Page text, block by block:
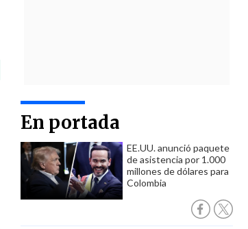
En portada
EE.UU. anunció paquete
de asistencia por 1.000
millones de dólares para
Colombia